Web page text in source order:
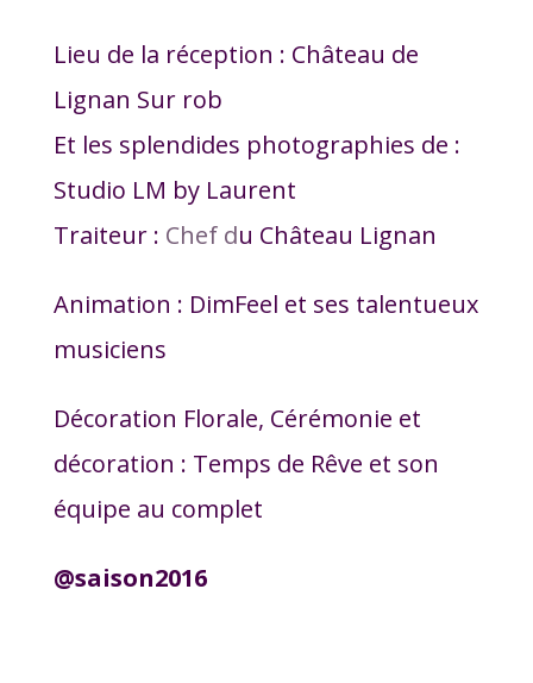
Lieu de la réception : Château de
Lignan Sur rob
Et les splendides photographies de :
Studio LM by Laurent
Traiteur : Chef du Château Lignan
Animation : DimFeel et ses talentueux
musiciens
Décoration Florale, Cérémonie et
décoration : Temps de Rêve et son
équipe au complet
@saison2016